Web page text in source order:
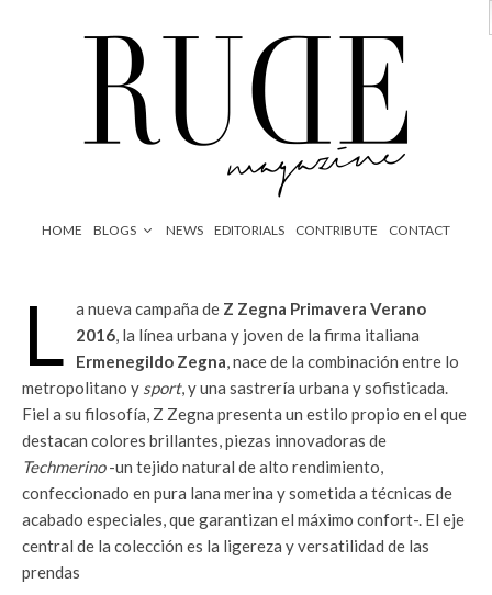
HOME BLOGS NEWS EDITORIALS CONTRIBUTE CONTACT
L a nueva campaña de Z Zegna Primavera Verano
2016, la línea urbana y joven de la firma italiana
Ermenegildo Zegna, nace de la combinación entre lo
metropolitano y sport, y una sastrería urbana y sofisticada.
Fiel a su filosofía, Z Zegna presenta un estilo propio en el que
destacan colores brillantes, piezas innovadoras de
Techmerino-un tejido natural de alto rendimiento,
confeccionado en pura lana merina y sometida a técnicas de
acabado especiales, que garantizan el máximo confort-. El eje
central de la colección es la ligereza y versatilidad de las
prendas